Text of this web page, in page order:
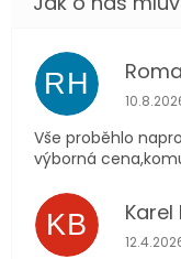
RH
Vše proběhlo
výborná
KB Karel